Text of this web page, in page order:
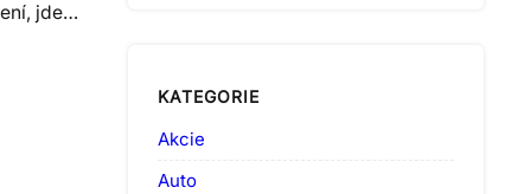
jde…
KATEGORIE
Akcie
Auto